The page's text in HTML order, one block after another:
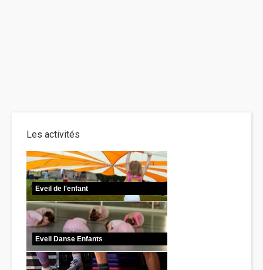
Les activités
Eveil de l'enfant
Eveil Danse Enfants